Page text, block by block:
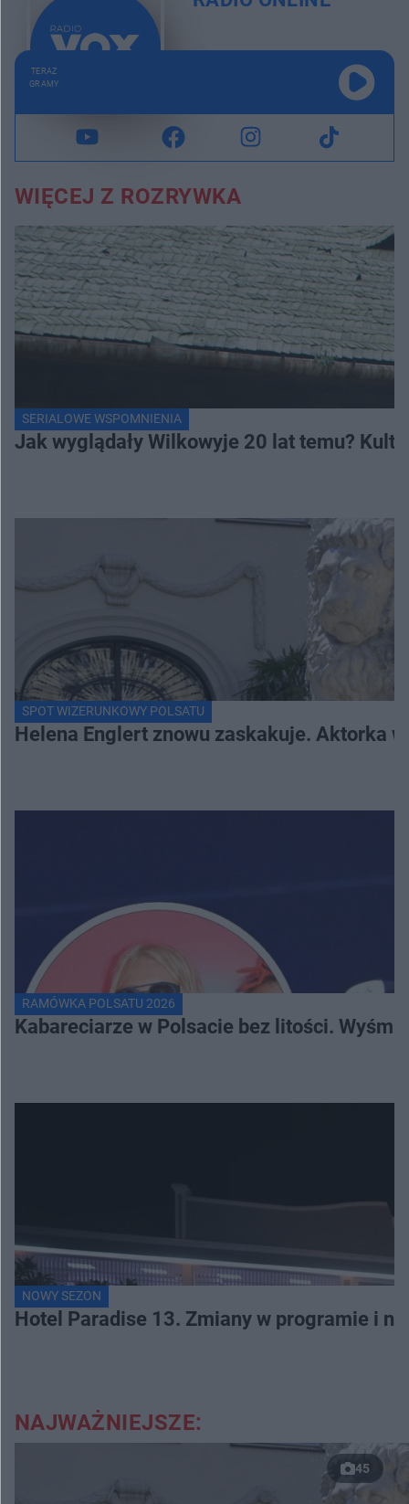
TERAZ
GRAMY
WIĘCEJ Z ROZRYWKA
SERIALOWE WSPOMNIENIA
Jak wyglądały Wilkowyje 20 lat temu?
SPOT WIZERUNKOWY POLSATU
Helena Englert znowu zaskakuje. Aktorka
RAMÓWKA POLSATU 2026
Kabareciarze w Polsacie bez litości.
NOWY SEZON
Hotel Paradise 13. Zmiany w programie i
NAJWAŻNIEJSZE:
45